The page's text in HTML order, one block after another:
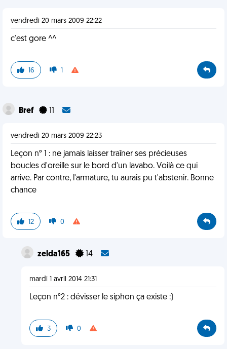
vendredi 20 mars 2009 22:22
c'est gore ^^
16 1
Bref
vendredi 20 mars 2009 22:23
Leçon n° 1 : ne jamais laisser traîner ses précieuses
boucles d'oreille sur le bord d'un lavabo. Voilà ce qui
arrive. Par contre, l'armature, tu aurais pu t'abstenir. Bonne
chance
12 0
zelda165 14
mardi 1 avril 2014 21:31
Leçon n°2 : dévisser le siphon ça existe :)
3 0